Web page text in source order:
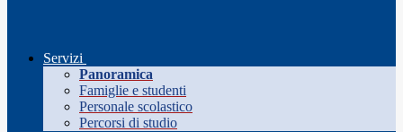
Servizi
Panoramica
Famiglie e studenti
Personale scolastico
Percorsi di studio